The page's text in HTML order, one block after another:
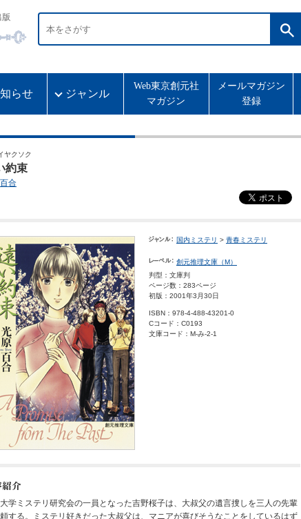
版
らせ ジャンル
Web東京創元社
マガジン
メールマガジン
登録
ヤクソク
約束
合
国内ミステリ > 青春ミステリ
創元推理文庫（M）
判型：文庫判
ページ数：283ページ
初版：2001年3月30日
ISBN：978-4-488-43201-0
Cコード：C0193
文庫コード：M-み-2-1
学ミステリ研究会の一員となった吉野桜子は、大叔父の遺言捜しを三人の先輩
する。ミステリ好きだった大叔父は、マニアが喜びそうなことをしているはず